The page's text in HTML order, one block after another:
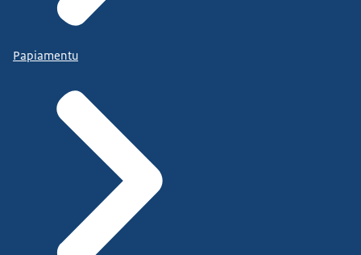
Papiamentu